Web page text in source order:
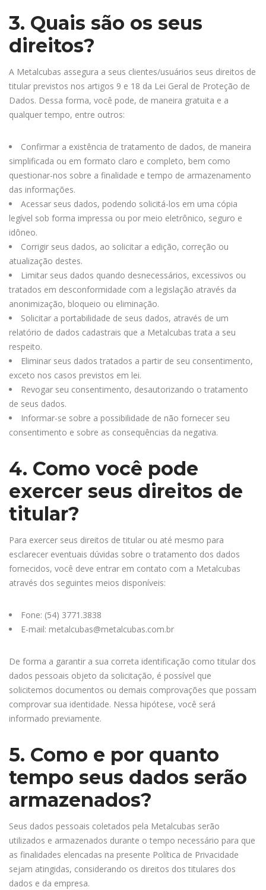
3. Quais são os seus
direitos?
A Metalcubas assegura a seus clientes/usuários seus direitos de
titular previstos nos artigos 9 e 18 da Lei Geral de Proteção de
Dados. Dessa forma, você pode, de maneira gratuita e a
qualquer tempo, entre outros:
Confirmar a existência de tratamento de dados, de maneira
simplificada ou em formato claro e completo, bem como
questionar-nos sobre a finalidade e tempo de armazenamento
das informações.
Acessar seus dados, podendo solicitá-los em uma cópia
legível sob forma impressa ou por meio eletrônico, seguro e
idôneo.
Corrigir seus dados, ao solicitar a edição, correção ou
atualização destes.
Limitar seus dados quando desnecessários, excessivos ou
tratados em desconformidade com a legislação através da
anonimização, bloqueio ou eliminação.
Solicitar a portabilidade de seus dados, através de um
relatório de dados cadastrais que a Metalcubas trata a seu
respeito.
Eliminar seus dados tratados a partir de seu consentimento,
exceto nos casos previstos em lei.
Revogar seu consentimento, desautorizando o tratamento
de seus dados.
Informar-se sobre a possibilidade de não fornecer seu
consentimento e sobre as consequências da negativa.
4. Como você pode
exercer seus direitos de
titular?
Para exercer seus direitos de titular ou até mesmo para
esclarecer eventuais dúvidas sobre o tratamento dos dados
fornecidos, você deve entrar em contato com a Metalcubas
através dos seguintes meios disponíveis:
Fone: (54) 3771.3838
E-mail: metalcubas@metalcubas.com.br
De forma a garantir a sua correta identificação como titular dos
dados pessoais objeto da solicitação, é possível que
solicitemos documentos ou demais comprovações que possam
comprovar sua identidade. Nessa hipótese, você será
informado previamente.
5. Como e por quanto
tempo seus dados serão
armazenados?
Seus dados pessoais coletados pela Metalcubas serão
utilizados e armazenados durante o tempo necessário para que
as finalidades elencadas na presente Política de Privacidade
sejam atingidas, considerando os direitos dos titulares dos
dados e da empresa.